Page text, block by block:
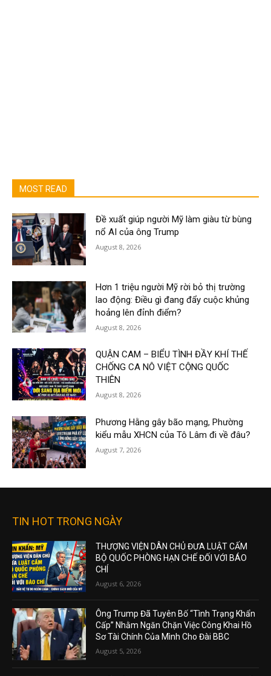
MOST READ
Đề xuất giúp người Mỹ làm giàu từ bùng
nổ AI của ông Trump
August 8, 2026
Hơn 1 triệu người Mỹ rời bỏ thị trường
lao động: Điều gì đang đẩy cuộc khủng
hoảng lên đỉnh điểm?
August 8, 2026
QUẬN CAM – BIỂU TÌNH ĐẦY KHÍ THẾ
CHỐNG CA NÔ VIỆT CỘNG QUỐC
THIÊN
August 8, 2026
Phương Hằng gây bão mạng, Phường
kiểu mẫu XHCN của Tô Lâm đi về đâu?
August 7, 2026
TIN HOT TRONG NGÀY
THƯỢNG VIỆN DÂN CHỦ ĐƯA LUẬT CẤM
BỘ QUỐC PHÒNG HẠN CHẾ ĐỐI VỚI BÁO
CHÍ
August 6, 2026
Ông Trump Đã Tuyên Bố “Tình Trạng Khẩn
Cấp” Nhằm Ngăn Chặn Việc Công Khai Hồ
Sơ Tài Chính Của Mình Cho Đài BBC
August 5, 2026